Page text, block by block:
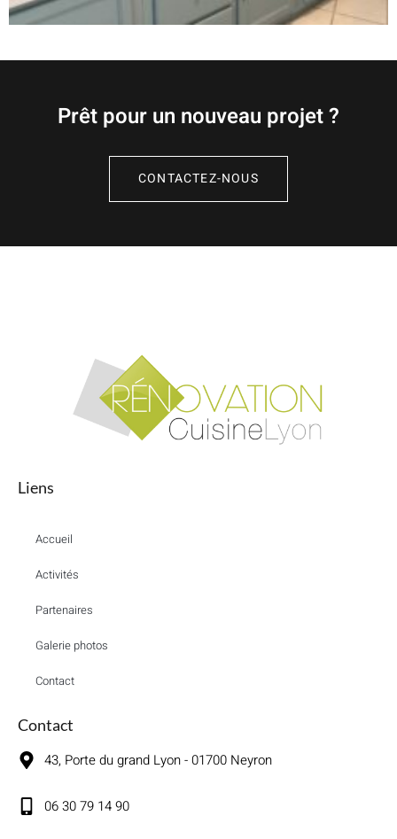
Prêt pour un nouveau projet ?
CONTACTEZ-NOUS
Liens
Accueil
Activités
Partenaires
Galerie photos
Contact
Contact
43, Porte du grand Lyon - 01700 Neyron
06 30 79 14 90